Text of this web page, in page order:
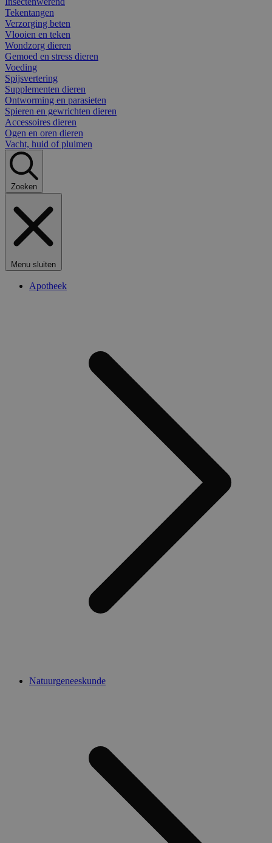
Tekentangen
Verzorging beten
Vlooien en teken
Wondzorg dieren
Gemoed en stress dieren
Voeding
Spijsvertering
Supplementen dieren
Ontworming en parasieten
Spieren en gewrichten dieren
Accessoires dieren
Ogen en oren dieren
Vacht, huid of pluimen
Zoeken
Menu sluiten
Apotheek
Natuurgeneeskunde